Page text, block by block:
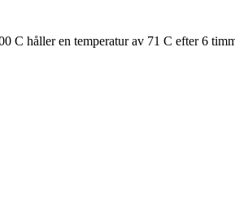
C håller en temperatur av 71 C efter 6